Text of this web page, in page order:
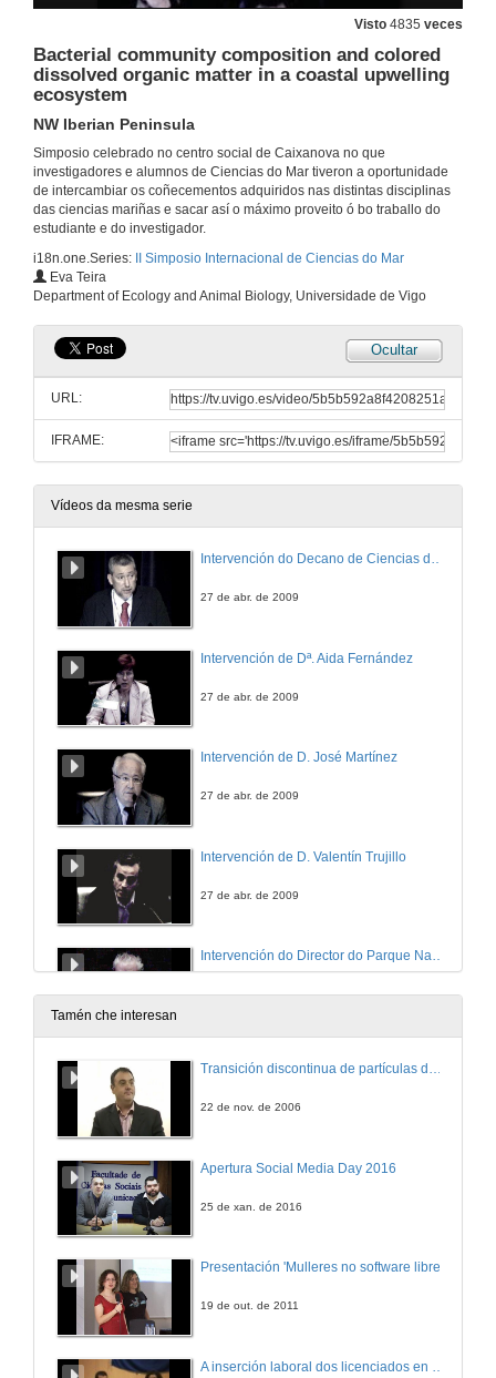
Visto 4835 veces
Bacterial community composition and colored
dissolved organic matter in a coastal upwelling
ecosystem
NW Iberian Peninsula
Simposio celebrado no centro social de Caixanova no que
investigadores e alumnos de Ciencias do Mar tiveron a oportunidade
de intercambiar os coñecementos adquiridos nas distintas disciplinas
das ciencias mariñas e sacar así o máximo proveito ó bo traballo do
estudiante e do investigador.
i18n.one.Series:
II Simposio Internacional de Ciencias do Mar
Eva Teira
Department of Ecology and Animal Biology, Universidade de Vigo
Ocultar
URL:
IFRAME:
Vídeos da mesma serie
Intervención do Decano de Ciencias do Mar da Universidade de Vigo
27 de abr. de 2009
Intervención de Dª. Aida Fernández
27 de abr. de 2009
Intervención de D. José Martínez
27 de abr. de 2009
Intervención de D. Valentín Trujillo
27 de abr. de 2009
Intervención do Director do Parque Nacional Illas Atlanticas
27 de abr. de 2009
Tamén che interesan
Transición discontinua de partículas de microgel termosensible
22 de nov. de 2006
Apertura Social Media Day 2016
25 de xan. de 2016
Presentación 'Mulleres no software libre'
19 de out. de 2011